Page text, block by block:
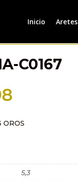
Inicio Aretes
C0167
OROS
5,3